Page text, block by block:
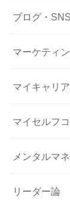
ブログ・
マーケティ
マイキャリ
マイセルフ
メンタルマ
リーダー論